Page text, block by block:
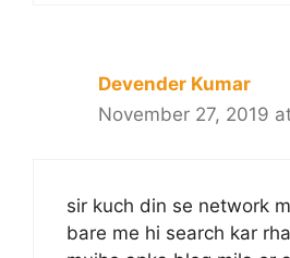
Devender Kumar
November 27, 2019
sir kuch din se network
bare me hi search kar